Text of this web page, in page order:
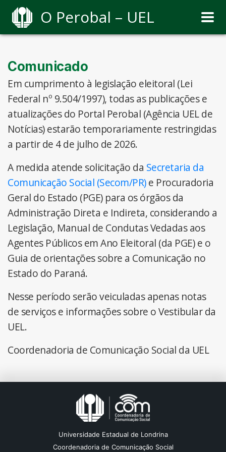
O Perobal – UEL
Comunicado
Em cumprimento à legislação eleitoral (Lei
Federal nº 9.504/1997), todas as publicações e
atualizações do Portal Perobal (Agência UEL de
Notícias) estarão temporariamente restringidas
a partir de 4 de julho de 2026.
A medida atende solicitação da Secretaria da
Comunicação Social (Secom/PR)e Procuradoria
Geral do Estado (PGE) para os órgãos da
Administração Direta e Indireta, considerando a
Legislação, Manual de Condutas Vedadas aos
Agentes Públicos em Ano Eleitoral (da PGE) e o
Guia de orientações sobre a Comunicação no
Estado do Paraná.
Nesse período serão veiculadas apenas notas
de serviços e informações sobre o Vestibular da
UEL.
Coordenadoria de Comunicação Social da UEL
Universidade Estadual de Londrina
Coordenadoria de Comunicação Social